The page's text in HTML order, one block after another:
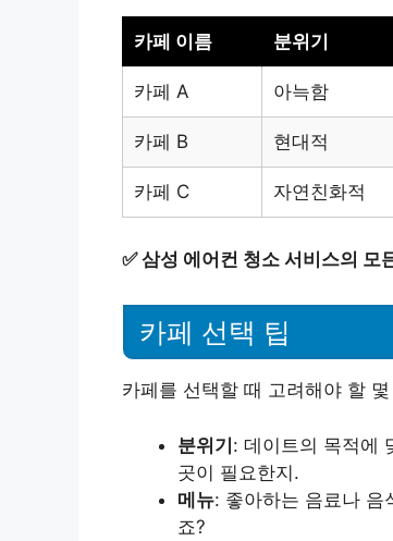
카페 이름 분위기
카페 A 아늑함
카페 B 현대적
카페 C 자연친화적
✅삼성 에어컨 청소 서비스의 모
카페 선택 팁
카페를 선택할 때 고려해야 할
분위기: 데이트의 목적에
곳이 필요한지.
메뉴: 좋아하는 음료나 음
죠?